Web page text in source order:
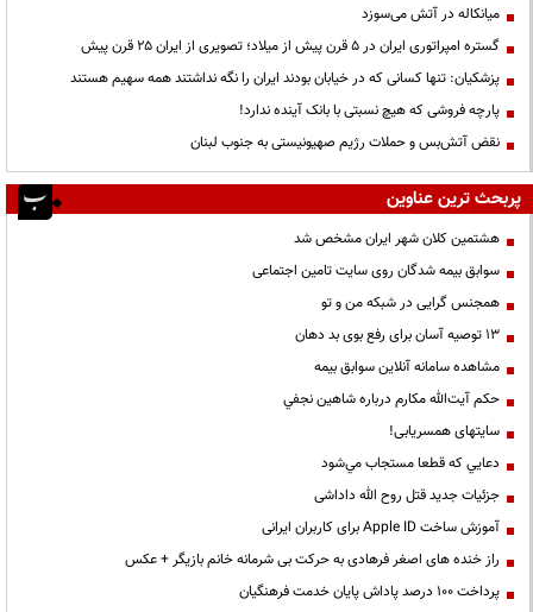
میانکاله در آتش می‌سوزد
گستره امپراتوری ایران در ۵ قرن پیش از میلاد؛ تصویری از ایران ۲۵ قرن پیش
پزشکیان: تنها کسانی که در خیابان بودند ایران را نگه نداشتند همه سهیم هستند
پارچه فروشی که هیچ نسبتی با بانک آینده ندارد!
نقض آتش‌بس و حملات رژیم صهیونیستی به جنوب لبنان
پربحث ترین عناوین
هشتمین کلان شهر ایران مشخص شد
سوابق بیمه شدگان روی سایت تامین اجتماعی
همجنس گرایی در شبکه من و تو
13 توصیه آسان برای رفع بوی بد دهان
مشاهده سامانه آنلاين سوابق بیمه
حكم آيت‌الله مكارم درباره شاهين نجفي
سایتهای همسریابی!
دعايي كه قطعا مستجاب مي‌شود
جزئیات جدید قتل روح الله داداشی
آموزش ساخت Apple ID برای کاربران ایرانی
راز خنده های اصغر فرهادی به حرکت بی شرمانه خانم بازیگر + عکس
پرداخت ۱۰۰ درصد پاداش پایان خدمت فرهنگیان